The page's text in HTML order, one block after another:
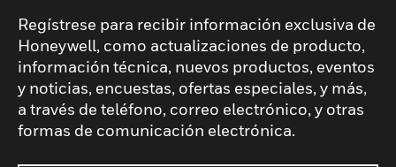
Regístrese para recibir información exclusiva de
Honeywell, como actualizaciones de producto,
información técnica, nuevos productos, eventos
y noticias, encuestas, ofertas especiales, y más,
a través de teléfono, correo electrónico, y otras
formas de comunicación electrónica.